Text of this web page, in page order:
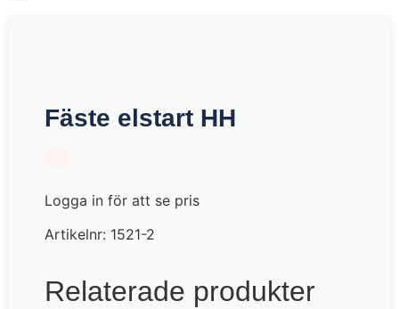
Fäste elstart HH
Logga in för att se pris
Artikelnr: 1521-2
Relaterade produkter